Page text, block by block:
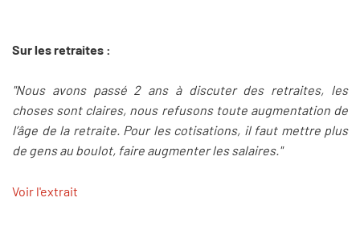
Sur les retraites :
"Nous avons passé 2 ans à discuter des retraites, les
choses sont claires, nous refusons toute augmentation de
l’âge de la retraite. Pour les cotisations, il faut mettre plus
de gens au boulot, faire augmenter les salaires."
Voir l'extrait